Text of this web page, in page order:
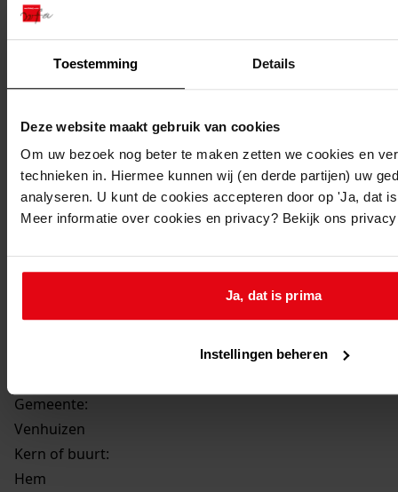
Toestemming Details
Deze website maakt gebruik van cookies
Om uw bezoek nog beter te maken zetten we cookies en
technieken in. Hiermee kunnen wij (en derde partijen) uw
analyseren. U kunt de cookies accepteren door op 'Ja, dat
Meer informatie over cookies en privacy? Bekijk ons
Ja, dat is prima
Instellingen beheren
1983
Beschrijving:
Aanbouwen bijkeuken/werkkamer en garage/berging
Datum vergunning:
Adres:
Hem, Hertog Willemweg 85
Nieuw adres:
Hem, Hertog Willemweg 85
Perceel:
Gemeente:
Venhuizen
Kern of buurt:
Hem